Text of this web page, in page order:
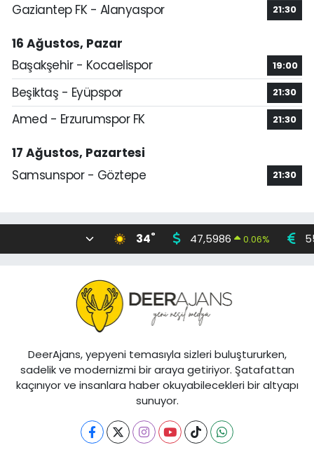
Gaziantep FK - Alanyaspor 21:30
16 Ağustos, Pazar
Başakşehir - Kocaelispor
19:00
Beşiktaş - Eyüpspor 21:30
Amed - Erzurumspor FK 21:30
17 Ağustos, Pazartesi
Samsunspor - Göztepe
21:30
34° 47,5986 0.06%
DeerAjans, yepyeni temasıyla sizleri buluştururken,
sadelik ve modernizmi bir araya getiriyor. Şatafattan
kaçınıyor ve insanlara haber okuyabilecekleri bir altyapı
sunuyor.